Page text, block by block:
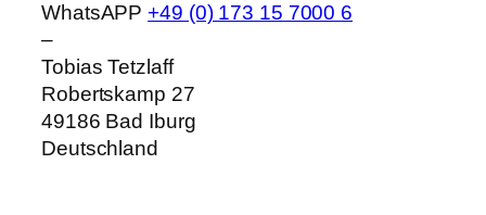
WhatsAPP +49 (0) 173 15 7000 6
–
Tobias Tetzlaff
Robertskamp 27
49186 Bad Iburg
Deutschland